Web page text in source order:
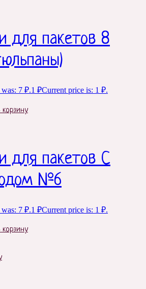
для пакетов 8
7 ₽.1 ₽Current price is: 1 ₽.
для пакетов С
№6
7 ₽.1 ₽Current price is: 1 ₽.